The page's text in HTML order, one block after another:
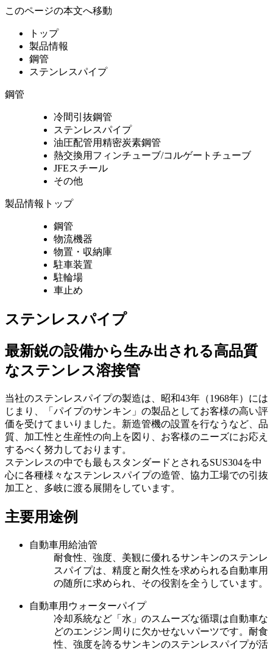
このページの本文へ移動
トップ
製品情報
鋼管
ステンレスパイプ
鋼管
冷間引抜鋼管
ステンレスパイプ
油圧配管用精密炭素鋼管
熱交換用フィンチューブ/コルゲートチューブ
JFEスチール
その他
製品情報トップ
鋼管
物流機器
物置・収納庫
駐車装置
駐輪場
車止め
ステンレスパイプ
最新鋭の設備から生み出される高品質
なステンレス溶接管
当社のステンレスパイプの製造は、昭和43年（1968年）には
じまり、「パイプのサンキン」の製品としてお客様の高い評
価を受けてまいりました。新造管機の設置を行なうなど、品
質、加工性と生産性の向上を図り、お客様のニーズにお応え
するべく努力しております。
ステンレスの中でも最もスタンダードとされるSUS304を中
心に各種様々なステンレスパイプの造管、協力工場での引抜
加工と、多岐に渡る展開をしています。
主要用途例
自動車用給油管
耐食性、強度、美観に優れるサンキンのステンレ
スパイプは、精度と耐久性を求められる自動車用
の随所に求められ、その役割を全うしています。
自動車用ウォーターパイプ
冷却系統など「水」のスムーズな循環は自動車な
どのエンジン周りに欠かせないパーツです。耐食
性、強度を誇るサンキンのステンレスパイプが活